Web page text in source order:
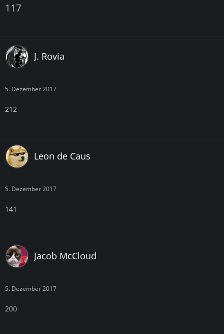
117
J. Rovia
5. Dezember 2017
212
Leon de Caus
5. Dezember 2017
141
Jacob McCloud
5. Dezember 2017
200